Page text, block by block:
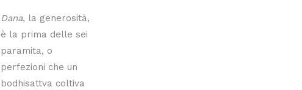
Dana, la generosità,
è la prima delle sei
paramita, o
perfezioni che un
bodhisattva coltiva